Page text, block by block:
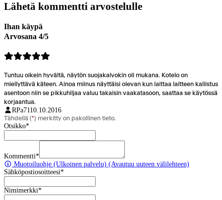
Lähetä kommentti arvostelulle
Ihan käypä
Arvosana 4/5
Tuntuu oikein hyvältä, näytön suojakalvokin oli mukana. Kotelo on
miellyttävä käteen. Ainoa miinus näyttäisi olevan kun laittaa laitteen kallistus
asentoon niin se pikkuhiljaa valuu takaisin vaakatasoon, saattaa se käytössä
korjaantua.
RPa71 10.10.2016
Tähdellä (*) merkitty on pakollinen tieto.
Otsikko*
Kommentti*
Muotoiluohje (Ulkoinen palvelu) (Avautuu uuteen välilehteen)
Sähköpostiosoitteesi*
Nimimerkki*